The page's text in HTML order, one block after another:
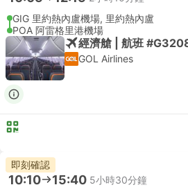
GIG 里約熱內盧機場, 里約熱內盧
POA 阿雷格里港機場
經濟艙 | 航班
GOL Airlines
即刻確認
10:10 15:40 5小時30分鐘